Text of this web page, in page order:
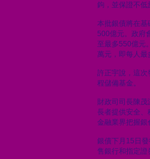
鉤，並保證不低
本批銀債將在基
500億元。政府
至最多550億元
萬元，即每人
許正宇說，這次
程儲備基金。
財政司司長陳
長者提供安全、
金融業界把握銀
銀債下月15日
售銀行和指定證